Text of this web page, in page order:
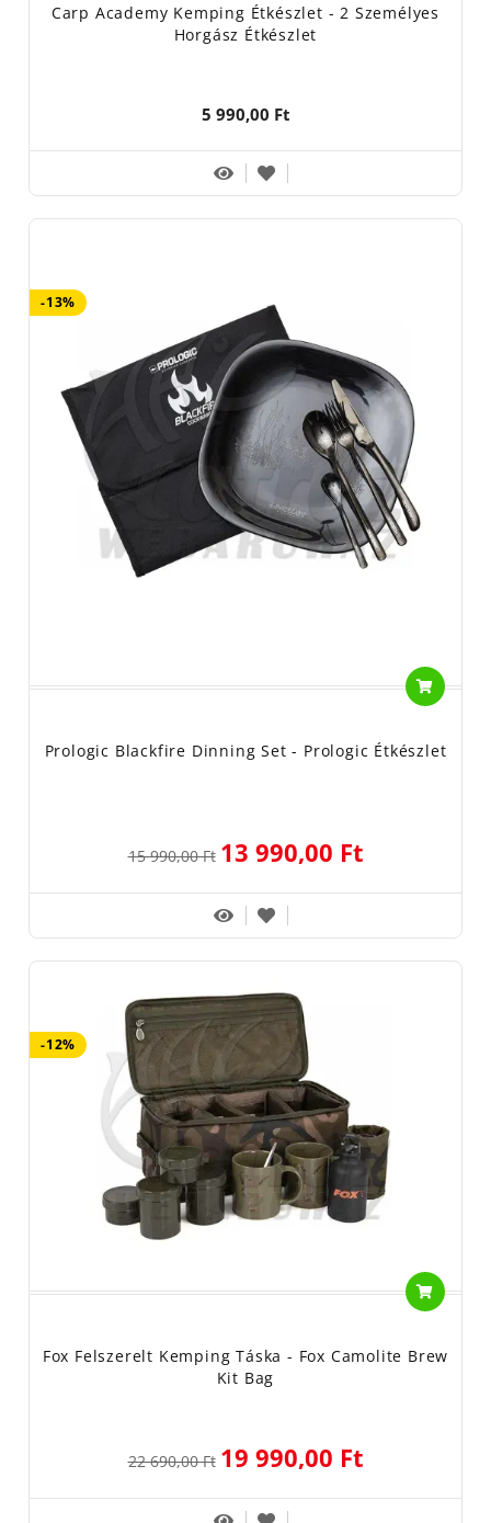
Carp Academy Kemping Étkészlet - 2 Személyes
Horgász Étkészlet
5 990,00 Ft
-13%
Prologic Blackfire Dinning Set - Prologic Étkészlet
15 990,00 Ft 13 990,00 Ft
-12%
Fox Felszerelt Kemping Táska - Fox Camolite Brew
Kit Bag
22 690,00 Ft 19 990,00 Ft